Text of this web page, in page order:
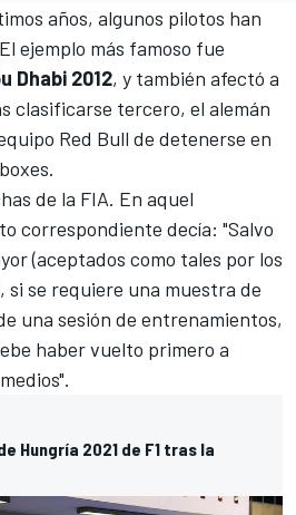
años, algunos pilotos han
ejemplo más famoso fue
Dhabi 2012, y también afectó a
clasificarse tercero, el alemán
Red Bull de detenerse en
de la FIA. En aquel
correspondiente decía: "Salvo
(aceptados como tales por los
si se requiere una muestra de
una sesión de entrenamientos,
haber vuelto primero a
Hungría 2021 de F1 tras la